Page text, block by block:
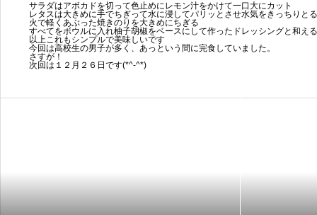
サラダはアボカドを切って色止めにレモン汁をかけて一口大にカット
レタスは大きめに手でちぎって水に浸してパリッとさせ水気をきっちりとる
火で軽くあぶった焼きのりを大きめにちぎる
すべてをボウルに入れ柚子胡椒をベースにして作ったドレッシングと和える
以上これもシンプルで美味しいです
今回は高校生の男子が多く、あっという間に完食していました。
さすが！
次回は１２月２６日です(*^-^*)